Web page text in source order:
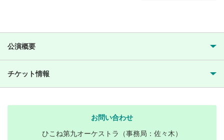
公演概要
チケット情報
お問い合わせ
ひこね第九オーケストラ（事務局：佐々木）